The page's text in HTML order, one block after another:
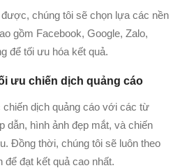
chúng tôi sẽ chọn lựa các nền
gồm Facebook, Google, Zalo,
để tối ưu hóa kết quả.
ưu chiến dịch quảng cáo
dịch quảng cáo với các từ
dẫn, hình ảnh đẹp mắt, và chiến
Đồng thời, chúng tôi sẽ luôn theo
để đạt kết quả cao nhất.